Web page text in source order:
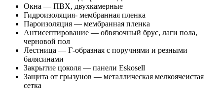
Окна — ПВХ, двухкамерные
Гидроизоляция- мембранная пленка
Пароизоляция — мембранная пленка
Антисептирование — обвязочный брус, лаги пола,
черновой пол
Лестница — Г-образная с поручнями и резными
балясинами
Закрытие цоколя — панели Eskosell
Защита от грызунов — металлическая мелкоячеистая
сетка